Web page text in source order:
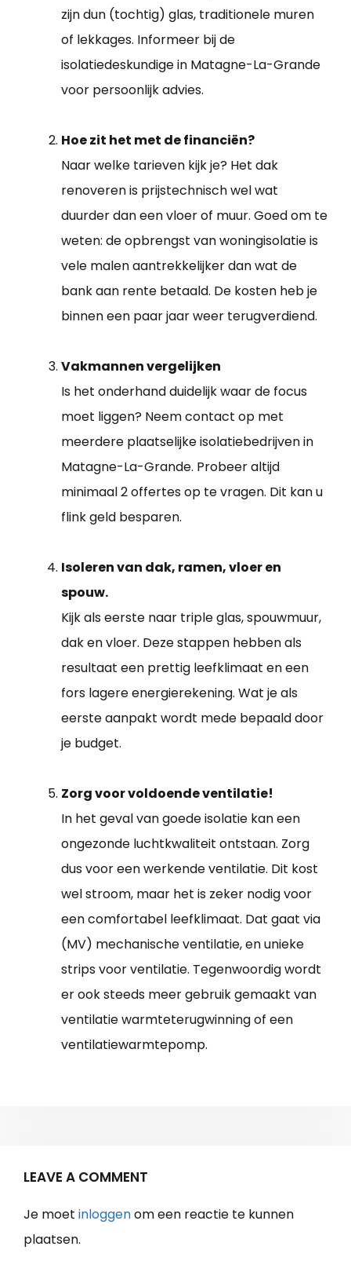
zijn dun (tochtig) glas, traditionele muren
of lekkages. Informeer bij de
isolatiedeskundige in Matagne-La-Grande
voor persoonlijk advies.
Hoe zit het met de financiën?
Naar welke tarieven kijk je? Het dak
renoveren is prijstechnisch wel wat
duurder dan een vloer of muur. Goed om te
weten: de opbrengst van woningisolatie is
vele malen aantrekkelijker dan wat de
bank aan rente betaald. De kosten heb je
binnen een paar jaar weer terugverdiend.
Vakmannen vergelijken
Is het onderhand duidelijk waar de focus
moet liggen? Neem contact op met
meerdere plaatselijke isolatiebedrijven in
Matagne-La-Grande. Probeer altijd
minimaal 2 offertes op te vragen. Dit kan u
flink geld besparen.
Isoleren van dak, ramen, vloer en
spouw.
Kijk als eerste naar triple glas, spouwmuur,
dak en vloer. Deze stappen hebben als
resultaat een prettig leefklimaat en een
fors lagere energierekening. Wat je als
eerste aanpakt wordt mede bepaald door
je budget.
Zorg voor voldoende ventilatie!
In het geval van goede isolatie kan een
ongezonde luchtkwaliteit ontstaan. Zorg
dus voor een werkende ventilatie. Dit kost
wel stroom, maar het is zeker nodig voor
een comfortabel leefklimaat. Dat gaat via
(MV) mechanische ventilatie, en unieke
strips voor ventilatie. Tegenwoordig wordt
er ook steeds meer gebruik gemaakt van
ventilatie warmteterugwinning of een
ventilatiewarmtepomp.
LEAVE A COMMENT
Je moet inloggenom een reactie te kunnen
plaatsen.